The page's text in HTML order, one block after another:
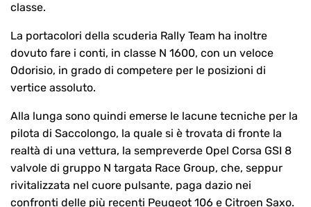
classe.
La portacolori della scuderia Rally Team ha inoltre
dovuto fare i conti, in classe N 1600, con un veloce
Odorisio, in grado di competere per le posizioni di
vertice assoluto.
Alla lunga sono quindi emerse le lacune tecniche per la
pilota di Saccolongo, la quale si è trovata di fronte la
realtà di una vettura, la sempreverde Opel Corsa GSI 8
valvole di gruppo N targata Race Group, che, seppur
rivitalizzata nel cuore pulsante, paga dazio nei
confronti delle più recenti Peugeot 106 e Citroen Saxo.